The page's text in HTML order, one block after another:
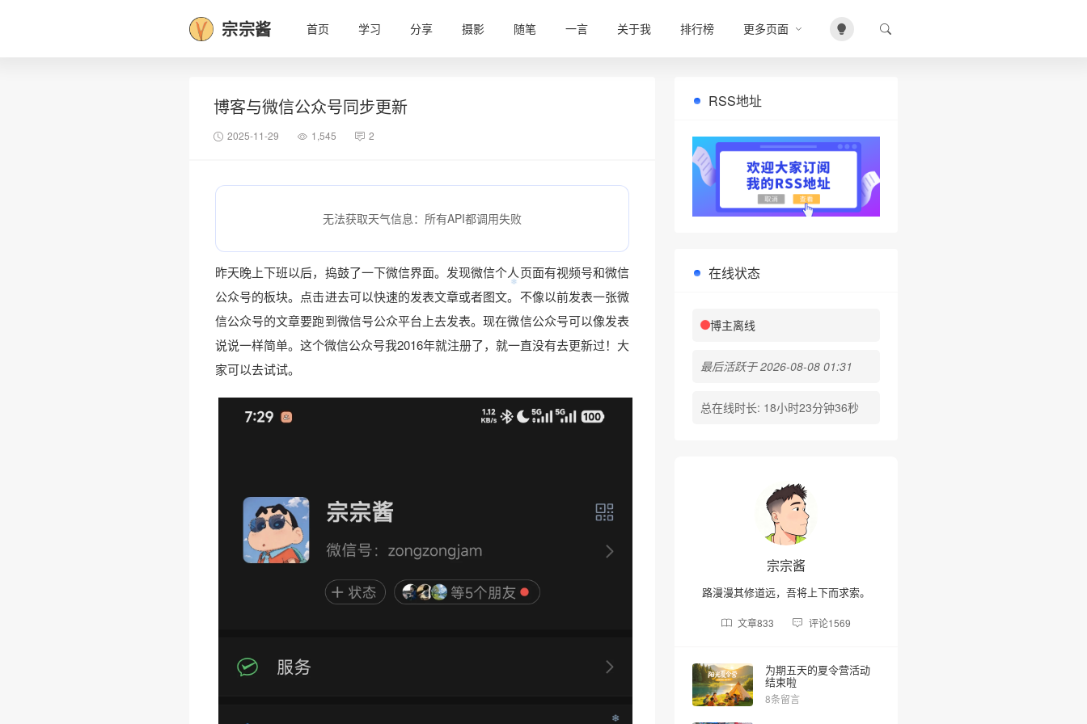
❆
宗宗酱 首页 学习 分享 摄影 随笔 一言 关于我 排行榜 更多页面
博客与微信公众号同步更新
2025-11-29 1,545 2
无法获取天气信息：所有API都调用失败
昨天晚上下班以后，捣鼓了一下微信界面。发现微信个人页面有视频号和微信
公众号的板块。点击进去可以快速的发表文章或者图文。不像以前发表一张微
信公众号的文章要跑到微信号公众平台上去发表。现在微信公众号可以像发表
说说一样简单。这个微信公众号我2016年就注册了，就一直没有去更新过！大
家可以去试试。
RSS地址
在线状态
博主离线
最后活跃于 2026-08-08 01:31
总在线时长: 18小时23分钟36秒
宗宗酱
路漫漫其修道远，吾将上下而求索。
文章833 评论1569
为期五天的夏令营活动
结束啦
8条留言